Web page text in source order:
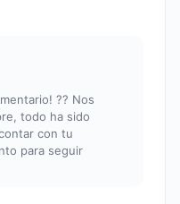
?? Nos
todo ha sido
con tu
para seguir